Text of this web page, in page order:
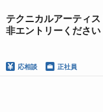
テクニカルアーティ
非エントリーくださ
応相談 正社員